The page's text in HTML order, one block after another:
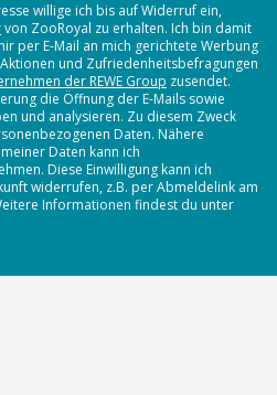
willige ich bis auf Widerruf ein,
von ZooRoyal zu erhalten. Ich bin damit
per E-Mail an mich gerichtete Werbung
und Zufriedenheitsbefragungen
der REWE Group zusendet.
die Öffnung der E-Mails sowie
und analysieren. Zu diesem Zweck
Daten. Nähere
Daten kann ich
Diese Einwilligung kann ich
widerrufen, z.B. per Abmeldelink am
Informationen findest du unter